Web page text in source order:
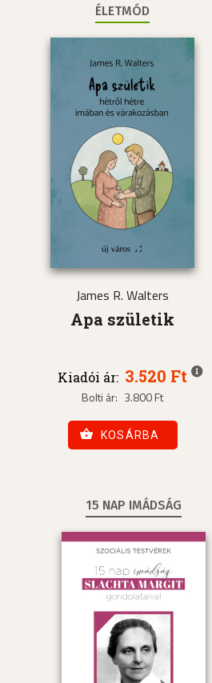
ÉLETMÓD
James R. Walters
Apa születik
Kiadói ár: 3.520 Ft
Bolti ár: 3.800 Ft
KOSÁRBA
15 NAP IMÁDSÁG